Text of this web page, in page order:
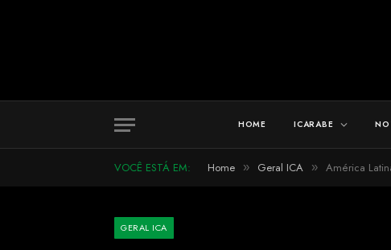
HOME ICARABE
VOCÊ ESTÁ EM: Home » Geral ICA » América
GERAL ICA